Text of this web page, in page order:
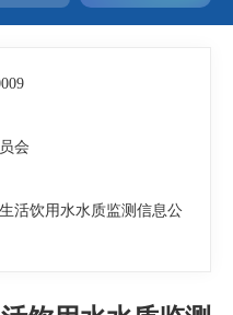
会
活饮用水水质监测信息公